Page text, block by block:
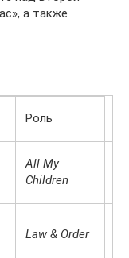
а также
Роль
All My
Children
Law & Order